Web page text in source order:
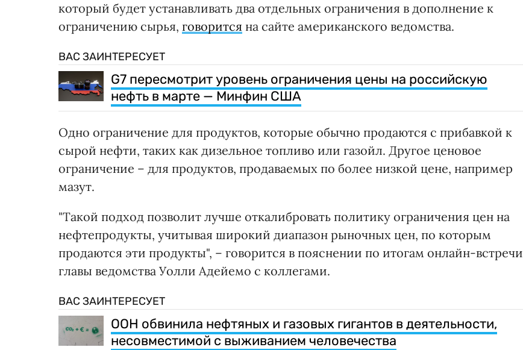
который будет устанавливать два отдельных ограничения в дополнение к
ограничению сырья, говорится на сайте американского ведомства.
ВАС ЗАИНТЕРЕСУЕТ
G7 пересмотрит уровень ограничения цены на российскую
нефть в марте — Минфин США
Одно ограничение для продуктов, которые обычно продаются с прибавкой к
сырой нефти, таких как дизельное топливо или газойл. Другое ценовое
ограничение – для продуктов, продаваемых по более низкой цене, например
мазут.
"Такой подход позволит лучше откалибровать политику ограничения цен на
нефтепродукты, учитывая широкий диапазон рыночных цен, по которым
продаются эти продукты", – говорится в пояснении по итогам онлайн-встречи
главы ведомства Уолли Адейемо с коллегами.
ВАС ЗАИНТЕРЕСУЕТ
ООН обвинила нефтяных и газовых гигантов в деятельности,
несовместимой с выживанием человечества